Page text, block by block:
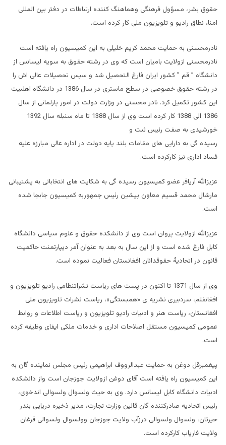
حقوق بشر، مسؤول فرهنگی وهماهنگ کننده ارتباطات در دفتر بین المللی
امنا، نطاق رادیو و تلویزیون ملی کار کرده است.
نادرمحسنی به حمایت محمد کریم خلیلی به این کمیسیون راه یافته است
نادرمحسنی ازولایت بامیان است که وی در رشته حقوق به سویه لیسانس از
دانشگاه ” قم ” کشور ایران فارغ التحصیل شد و سپس تحصیلات عالی اش را
در رشته حقوق خصوصی در سطح ماستری در سال 1386 در دانشگاه اهلبیت
این کشور تکمیل کرد. نادر محسنی در وزارت دولت در امور پارلمانی از سال
1386 الی 1388 کار کرده است وی از سال 1388 تا ماه سنبله سال 1392
خورشیدی به صفت رئیس ثبت و
رسیده گی به دارایی های مقامات بلند پایه دولت در اداره عالی مبارزه علیه
فساد اداری نیز کارکرده است.
عزیزالله آریافر عضو کمیسیون رسیده گی به شکایت های انتخاباتی به پشتیبانی
مارشال محمد قسیم معاون پیشین رئیس جمهوربه کمیسیون جابجا شده
است.
عزیزالله ازولایت پروان است وی از دانشکده حقوق و علوم سیاسی دانشگاه
کابل فارغ شده است و از این سال به بعد به عنوان آمر ديپارتمنت حاکمیت
قانون در اتحادیۀ حقوقدانان افغانستان فعالیت نموده است.
وی از سال 1371 تا اکنون در پست های ریاست نشراتنظامی رادیو تلویزیون و
افغانفلم، سردبیری نشریه ی «همبستگی»، ریاست نشرات تلویزیون ملی
افغانستان، ریاست هنر و ادبیات رادیو تلویزیون و ریاست اطلاعات و روابط
عمومی کمیسیون مستقل اصلاحات اداری و خدمات ملکی ایفای وظیفه کرده
است.
پیغمبرقل دوغن به حمایت عبدالرووف ابراهیمی رئیس مجلس نماینده گان به
این کمیسیون راه یافته است آقای دوغن ازولایت جوزجان است واز دانشکده
ادبیات دانشگاه کابل لیسانس دارد. وی به حیث ولسوال ولسوالی اندخوی،
رئيس اتحادیه صادرکننده گان قالین وزارت تجارت، مدیر ذخیره دریایی بندر
حیرتان، ولسوال ولسوالی درزآب ولایت جوزجان وولسوال ولسوالی قرغان
ولایت فاریاب کارکرده است.